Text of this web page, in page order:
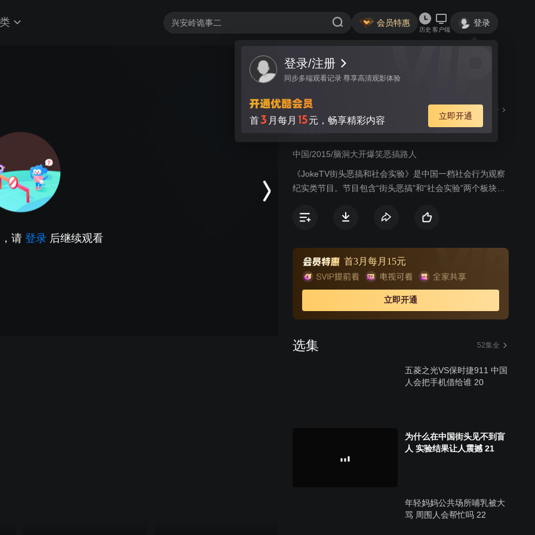
会员特惠
历史 客户端
登录
登录/注册
同步多端观看记录 尊享高清观影体验
首3 月每月 15元，畅享精彩内容 立即开通
请 登录 后继续观看
视频 讨论
JokeTV 街头恶搞和社会实验
2016
简介
中国/2015/脑洞大开爆笑恶搞路人
《JokeTV街头恶搞和社会实验》是中国一档社会行为观察
纪实类节目。节目包含“街头恶搞”和“社会实验”两个板块，
一刻；针对社会争议性、热点性问题，设计实验内容，再
首3月每月15元
立即开通
选集 52集全
五菱之光VS保时捷911 中国
人会把手机借给谁 20
为什么在中国街头见不到盲
人 实验结果让人震撼 21
年轻妈妈公共场所哺乳被大
骂 周围人会帮忙吗 22